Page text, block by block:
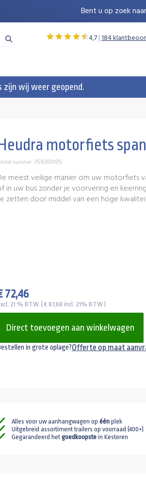
Bent u op zoek
4,7|184
zijn wij weer geopend.
Heudra motorfiets
nummer: 359300105
meest veilige manier om uw motorfiets
in uw bus zonder je voorvering en
zetten door middel van een hoge
72,46
21 % BTW. ( € 87,68 incl. 21% BTW )
Direct toevoegen aan winkelwagen
in grote oplage?Offerte op maat
Alles voor uw aanhangwagen opéén plek
Uitgebreid assortiment trailers op voorraad (400+)
Gegarandeerd hetgoedkoopste in Kesteren